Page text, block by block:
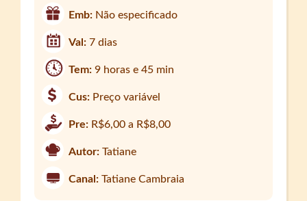
Emb: Não especificado
Val:7 dias
Tem:9 horas e 45 min
Cus: Preço variável
Pre: R$6,00 a R$8,00
Autor: Tatiane
Canal: Tatiane Cambraia